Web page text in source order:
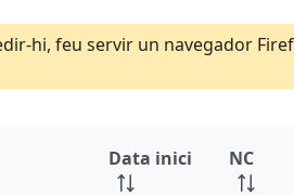
hi, feu servir un navegador
Data inici NC